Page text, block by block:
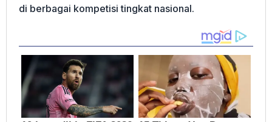
di berbagai kompetisi tingkat nasional.